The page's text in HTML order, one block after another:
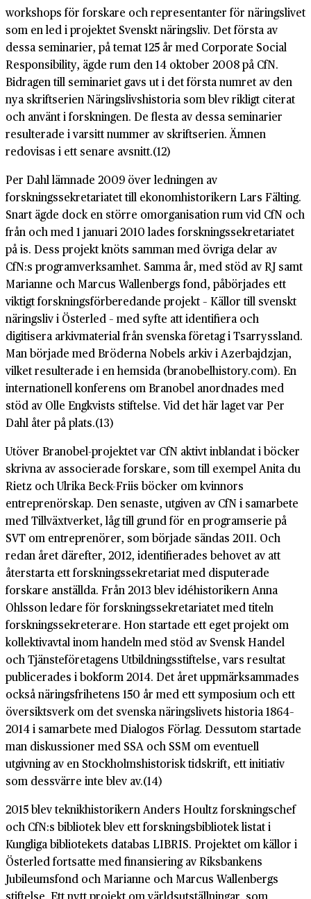
workshops för forskare och representanter för näringslivet
som en led i projektet Svenskt näringsliv. Det första av
dessa seminarier, på temat 125 år med Corporate Social
Responsibility, ägde rum den 14 oktober 2008 på CfN.
Bidragen till seminariet gavs ut i det första numret av den
nya skriftserien Näringslivshistoria som blev rikligt citerat
och använt i forskningen. De flesta av dessa seminarier
resulterade i varsitt nummer av skriftserien. Ämnen
redovisas i ett senare avsnitt.(12)
Per Dahl lämnade 2009 över ledningen av
forskningssekretariatet till ekonomhistorikern Lars Fälting.
Snart ägde dock en större omorganisation rum vid CfN och
från och med 1 januari 2010 lades forskningssekretariatet
på is. Dess projekt knöts samman med övriga delar av
CfN:s programverksamhet. Samma år, med stöd av RJ samt
Marianne och Marcus Wallenbergs fond, påbörjades ett
viktigt forskningsförberedande projekt – Källor till svenskt
näringsliv i Österled – med syfte att identifiera och
digitisera arkivmaterial från svenska företag i Tsarryssland.
Man började med Bröderna Nobels arkiv i Azerbajdzjan,
vilket resulterade i en hemsida (branobelhistory.com). En
internationell konferens om Branobel anordnades med
stöd av Olle Engkvists stiftelse. Vid det här laget var Per
Dahl åter på plats.(13)
Utöver Branobel-projektet var CfN aktivt inblandat i böcker
skrivna av associerade forskare, som till exempel Anita du
Rietz och Ulrika Beck-Friis böcker om kvinnors
entreprenörskap. Den senaste, utgiven av CfN i samarbete
med Tillväxtverket, låg till grund för en programserie på
SVT om entreprenörer, som började sändas 2011. Och
redan året därefter, 2012, identifierades behovet av att
återstarta ett forskningssekretariat med disputerade
forskare anställda. Från 2013 blev idéhistorikern Anna
Ohlsson ledare för forskningssekretariatet med titeln
forskningssekreterare. Hon startade ett eget projekt om
kollektivavtal inom handeln med stöd av Svensk Handel
och Tjänsteföretagens Utbildningsstiftelse, vars resultat
publicerades i bokform 2014. Det året uppmärksammades
också näringsfrihetens 150 år med ett symposium och ett
översiktsverk om det svenska näringslivets historia 1864–
2014 i samarbete med Dialogos Förlag. Dessutom startade
man diskussioner med SSA och SSM om eventuell
utgivning av en Stockholmshistorisk tidskrift, ett initiativ
som dessvärre inte blev av.(14)
2015 blev teknikhistorikern Anders Houltz forskningschef
och CfN:s bibliotek blev ett forskningsbibliotek listat i
Kungliga bibliotekets databas LIBRIS. Projektet om källor i
Österled fortsatte med finansiering av Riksbankens
Jubileumsfond och Marianne och Marcus Wallenbergs